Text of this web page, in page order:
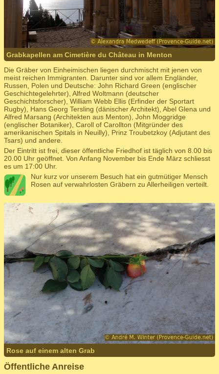
Grabkapellen am Cimetière du Château in Menton
Die Gräber von Einheimischen liegen durchmischt mit jenen von
meist reichen Immigranten. Darunter sind vor allem Engländer,
Russen, Polen und Deutsche: John Richard Green (englischer
Geschichtegelehrter), Alfred Woltmann (deutscher
Geschichtsforscher), William Webb Ellis (Erfinder der Sportart
Rugby), Hans Georg Tersling (dänischer Architekt), Abel Glena und
Alfred Marsang (Architekten aus Menton), John Moggridge
(englischer Botaniker), Caroll of Carollton (Mitgründer des
amerikanischen Spitals in Neuilly), Prinz Troubetzkoy (Adjutant des
Tsars) und andere.
Der Eintritt ist frei, dieser öffentliche Friedhof ist täglich von 8.00 bis
20.00 Uhr geöffnet. Von Anfang November bis Ende März schliesst
es um 17:00 Uhr.
Nur kurz vor unserem Besuch hat ein gutmütiger Mensch
Rosen auf verwahrlosten Gräbern zu Allerheiligen verteilt.
Rose auf einem alten Grab
Öffentliche Anreise